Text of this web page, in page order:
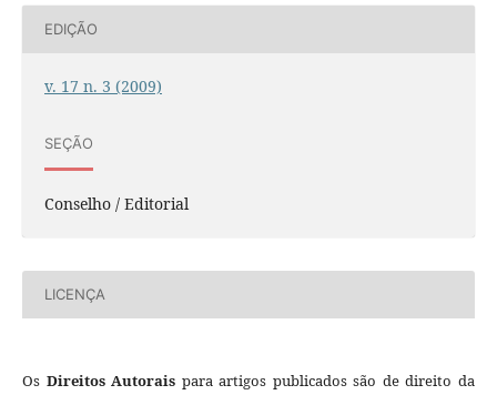
EDIÇÃO
v. 17 n. 3 (2009)
SEÇÃO
Conselho / Editorial
LICENÇA
Os Direitos Autorais para artigos publicados são de direito da